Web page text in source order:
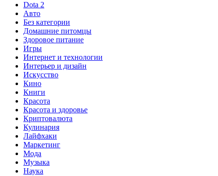
Dota 2
Авто
Без категории
Домашние питомцы
Здоровое питание
Игры
Интернет и технологии
Интерьер и дизайн
Искусство
Кино
Книги
Красота
Красота и здоровье
Криптовалюта
Кулинария
Лайфхаки
Маркетинг
Мода
Музыка
Наука